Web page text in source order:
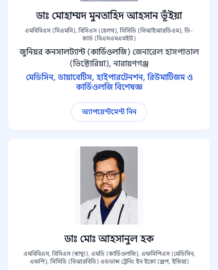
ডাঃ মোহাম্মদ মুনতাহিদ আহসান ভূঁইয়া
এমবিবিএস (সিএমসি), বিসিএস (হেলথ), সিসিডি (বিআইআরডিএম), ডি-
কার্ড (বিএসএমএমইউ)
জুনিয়র কনসালট্যান্ট (কার্ডিওলজি) জেনারেল হাসপাতাল
(ভিক্টোরিয়া), নারায়ণগঞ্জ
মেডিসিন, ডায়াবেটিস, হাইপারটেনশন, রিউমাটিজম ও
কার্ডিওলজি বিশেষজ্ঞ
অ্যাপয়েন্টমেন্ট নিন
ডাঃ মোঃ আহসানুল হক
এমবিবিএস, বিসিএস (স্বাস্থ্য), এমডি (কার্ডিওলজি), এফসিপিএস (মেডিসিন,
এফপি), সিসিডি (বিআরবিডি) এডভান্স ট্রেনিং ইন ইকো (জ্রপ, ইন্ডিয়া)